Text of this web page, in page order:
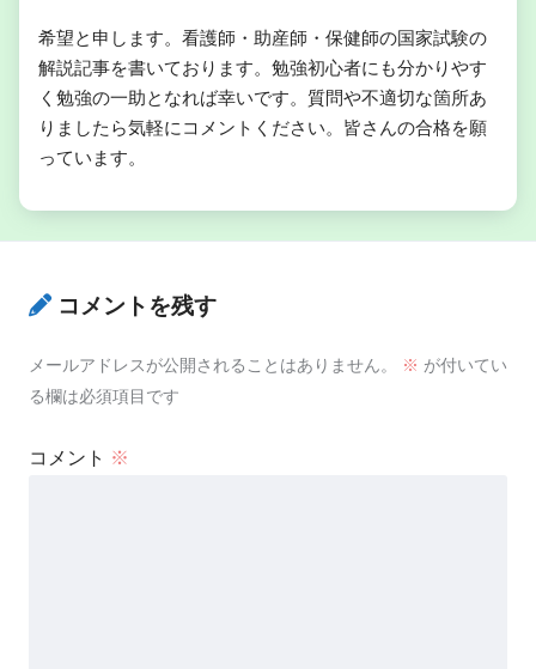
希望と申します。看護師・助産師・保健師の国家試験の
解説記事を書いております。勉強初心者にも分かりやす
く勉強の一助となれば幸いです。質問や不適切な箇所あ
りましたら気軽にコメントください。皆さんの合格を願
っています。
コメントを残す
メールアドレスが公開されることはありません。 ※ が付いてい
る欄は必須項目です
コメント ※